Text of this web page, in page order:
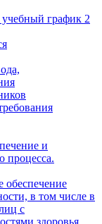
график 2
и
процесса.
обеспечение
в том числе в
с
здоровья